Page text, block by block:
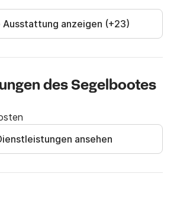
Ausstattung anzeigen (+23)
des Segelbootes
ansehen